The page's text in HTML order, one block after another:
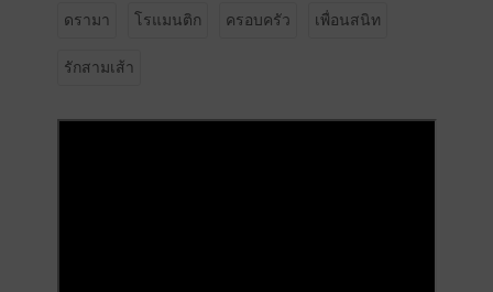
ดรามา โรแมนติก ครอบครัว เพื่อนสนิท
รักสามเส้า